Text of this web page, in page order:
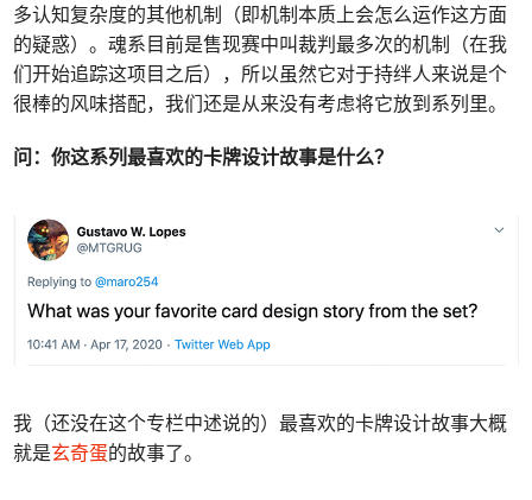
多认知复杂度的其他机制（即机制本质上会怎么运作这方面
的疑惑）。魂系目前是售现赛中叫裁判最多次的机制（在我
们开始追踪这项目之后），所以虽然它对于持绊人来说是个
很棒的风味搭配，我们还是从来没有考虑将它放到系列里。
问：你这系列最喜欢的卡牌设计故事是什么？
我（还没在这个专栏中述说的）最喜欢的卡牌设计故事大概
就是玄奇蛋的故事了。